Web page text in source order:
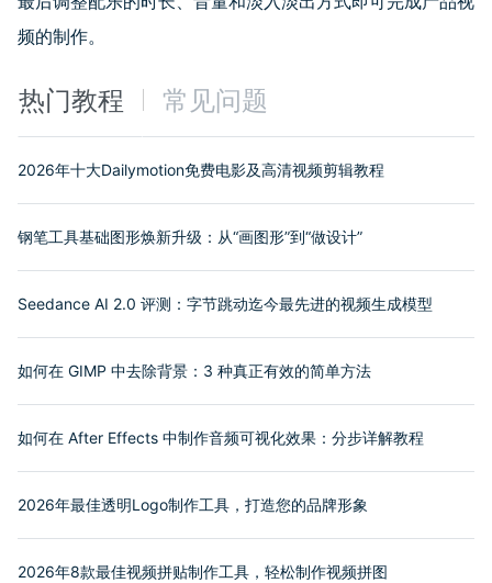
频的制作。
热门教程 常见问题
2026年十大Dailymotion免费电影及高清视频剪辑教程
钢笔工具基础图形焕新升级：从“画图形”到“做设计”
Seedance AI 2.0 评测：字节跳动迄今最先进的视频生成模型
如何在 GIMP 中去除背景：3 种真正有效的简单方法
如何在 After Effects 中制作音频可视化效果：分步详解教程
2026年最佳透明Logo制作工具，打造您的品牌形象
2026年8款最佳视频拼贴制作工具，轻松制作视频拼图